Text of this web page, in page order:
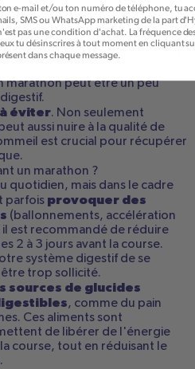
ce qui n'est pas l'idéal la
peuvent
et des gaz car ils sont
très nutritifs, leur
marathon peut être un peu
à éviter. Non seulement
aussi nuire à la qualité de
est crucial pour récupérer
un marathon ?
quotidien, mais dans le cadre
parfois provoquer des
(ballonnements, accélération
il est recommandé de réduire
2 à 3 jours avant la course.
système digestif de se
trop sollicité.
sources de glucides
, comme du pain
Ces aliments sont
de libérer de l'énergie
course, tout en réduisant le
e-mail et/ou ton numéro de téléphone, tu
SMS ou WhatsApp marketing de la part
pas une condition d'achat. La fréquence
tu désinscrires à tout moment en cliquant
dans chaque message.